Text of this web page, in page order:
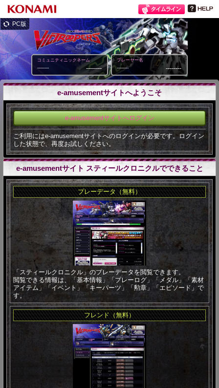
PC版
コミュニティニックネーム
-------- --------
プレーヤー名
-------- --------
e-amusementサイトへようこそ
e-amusementサイトへログイン
ご利用にはe-amusementサイトへのログインが必要です。ログイン
した状態で、再度お試しください。
e-amusementサイト スティールクロニクルでできること
プレーデータ（無料）
「スティールクロニクル」のプレーデータを閲覧できます。
閲覧できる情報は、「基本情報」「プレーログ」「メダル」「素材
アイテム」「イベント」「キーパーツ」「勲章」「エピソード」で
す。
フレンド（無料）